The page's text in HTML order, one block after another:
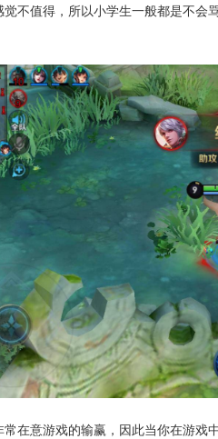
不值得，所以小学生一般都是不会骂
在意游戏的输赢，因此当你在游